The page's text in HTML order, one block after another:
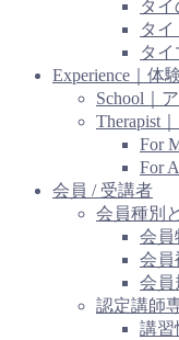
タ
タ
タ
Experience｜体
School｜
Therapist
For
For
会員 / 受講者
会員種別
会員
会員
会員
認定講師
講習